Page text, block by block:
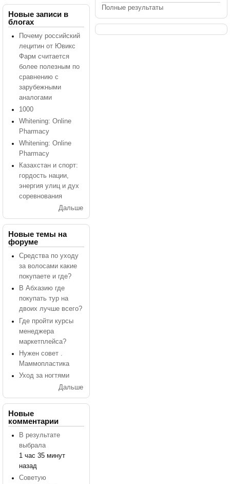
Новые записи в
блогах
Почему российский
лецитин от Ювикс
Фарм считается
более полезным по
сравнению с
зарубежными
аналогами
1000
Whitening: Online
Pharmacy
Whitening: Online
Pharmacy
Казахстан и спорт:
гордость нации,
энергия улиц и дух
соревнования
Дальше
Новые темы на
форуме
Средства по уходу
за волосами какие
покупаете и где?
В Абхазию где
покупать тур на
двоих лучше всего?
Где пройти курсы
менеджера
маркетплейса?
Нужен совет .
Маммопластика
Уход за ногтями
Дальше
Новые
комментарии
В результате
выбрала
1 час 35 минут
назад
Советую
Полные результаты